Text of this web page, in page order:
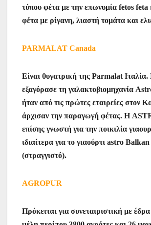
τύπου φέτα με την επωνυμία fetos feta
φέτα με ρίγανη, λιαστή τομάτα και
PARMALAT Canada
Είναι θυγατρική της Parmalat
εξαγόρασε τη γαλακτοβιομηχανία
ήταν από τις πρώτες εταιρείες στον
άρχισαν την παραγωγή φέτας. Η
επίσης γνωστή για την ποικιλία
ιδιαίτερα για το γιαούρτι astro
(στραγγιστό).
AGROPUR
Πρόκειται για συνεταιριστική με